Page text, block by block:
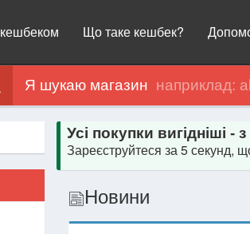
Що таке кешбек?
Я шукаю магазин
Усі покупки вигідніші -
Зареєструйтеся за 5 секунд,
Новини